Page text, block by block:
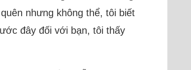
nhưng không thể, tôi biết
đây đối với bạn, tôi thấy